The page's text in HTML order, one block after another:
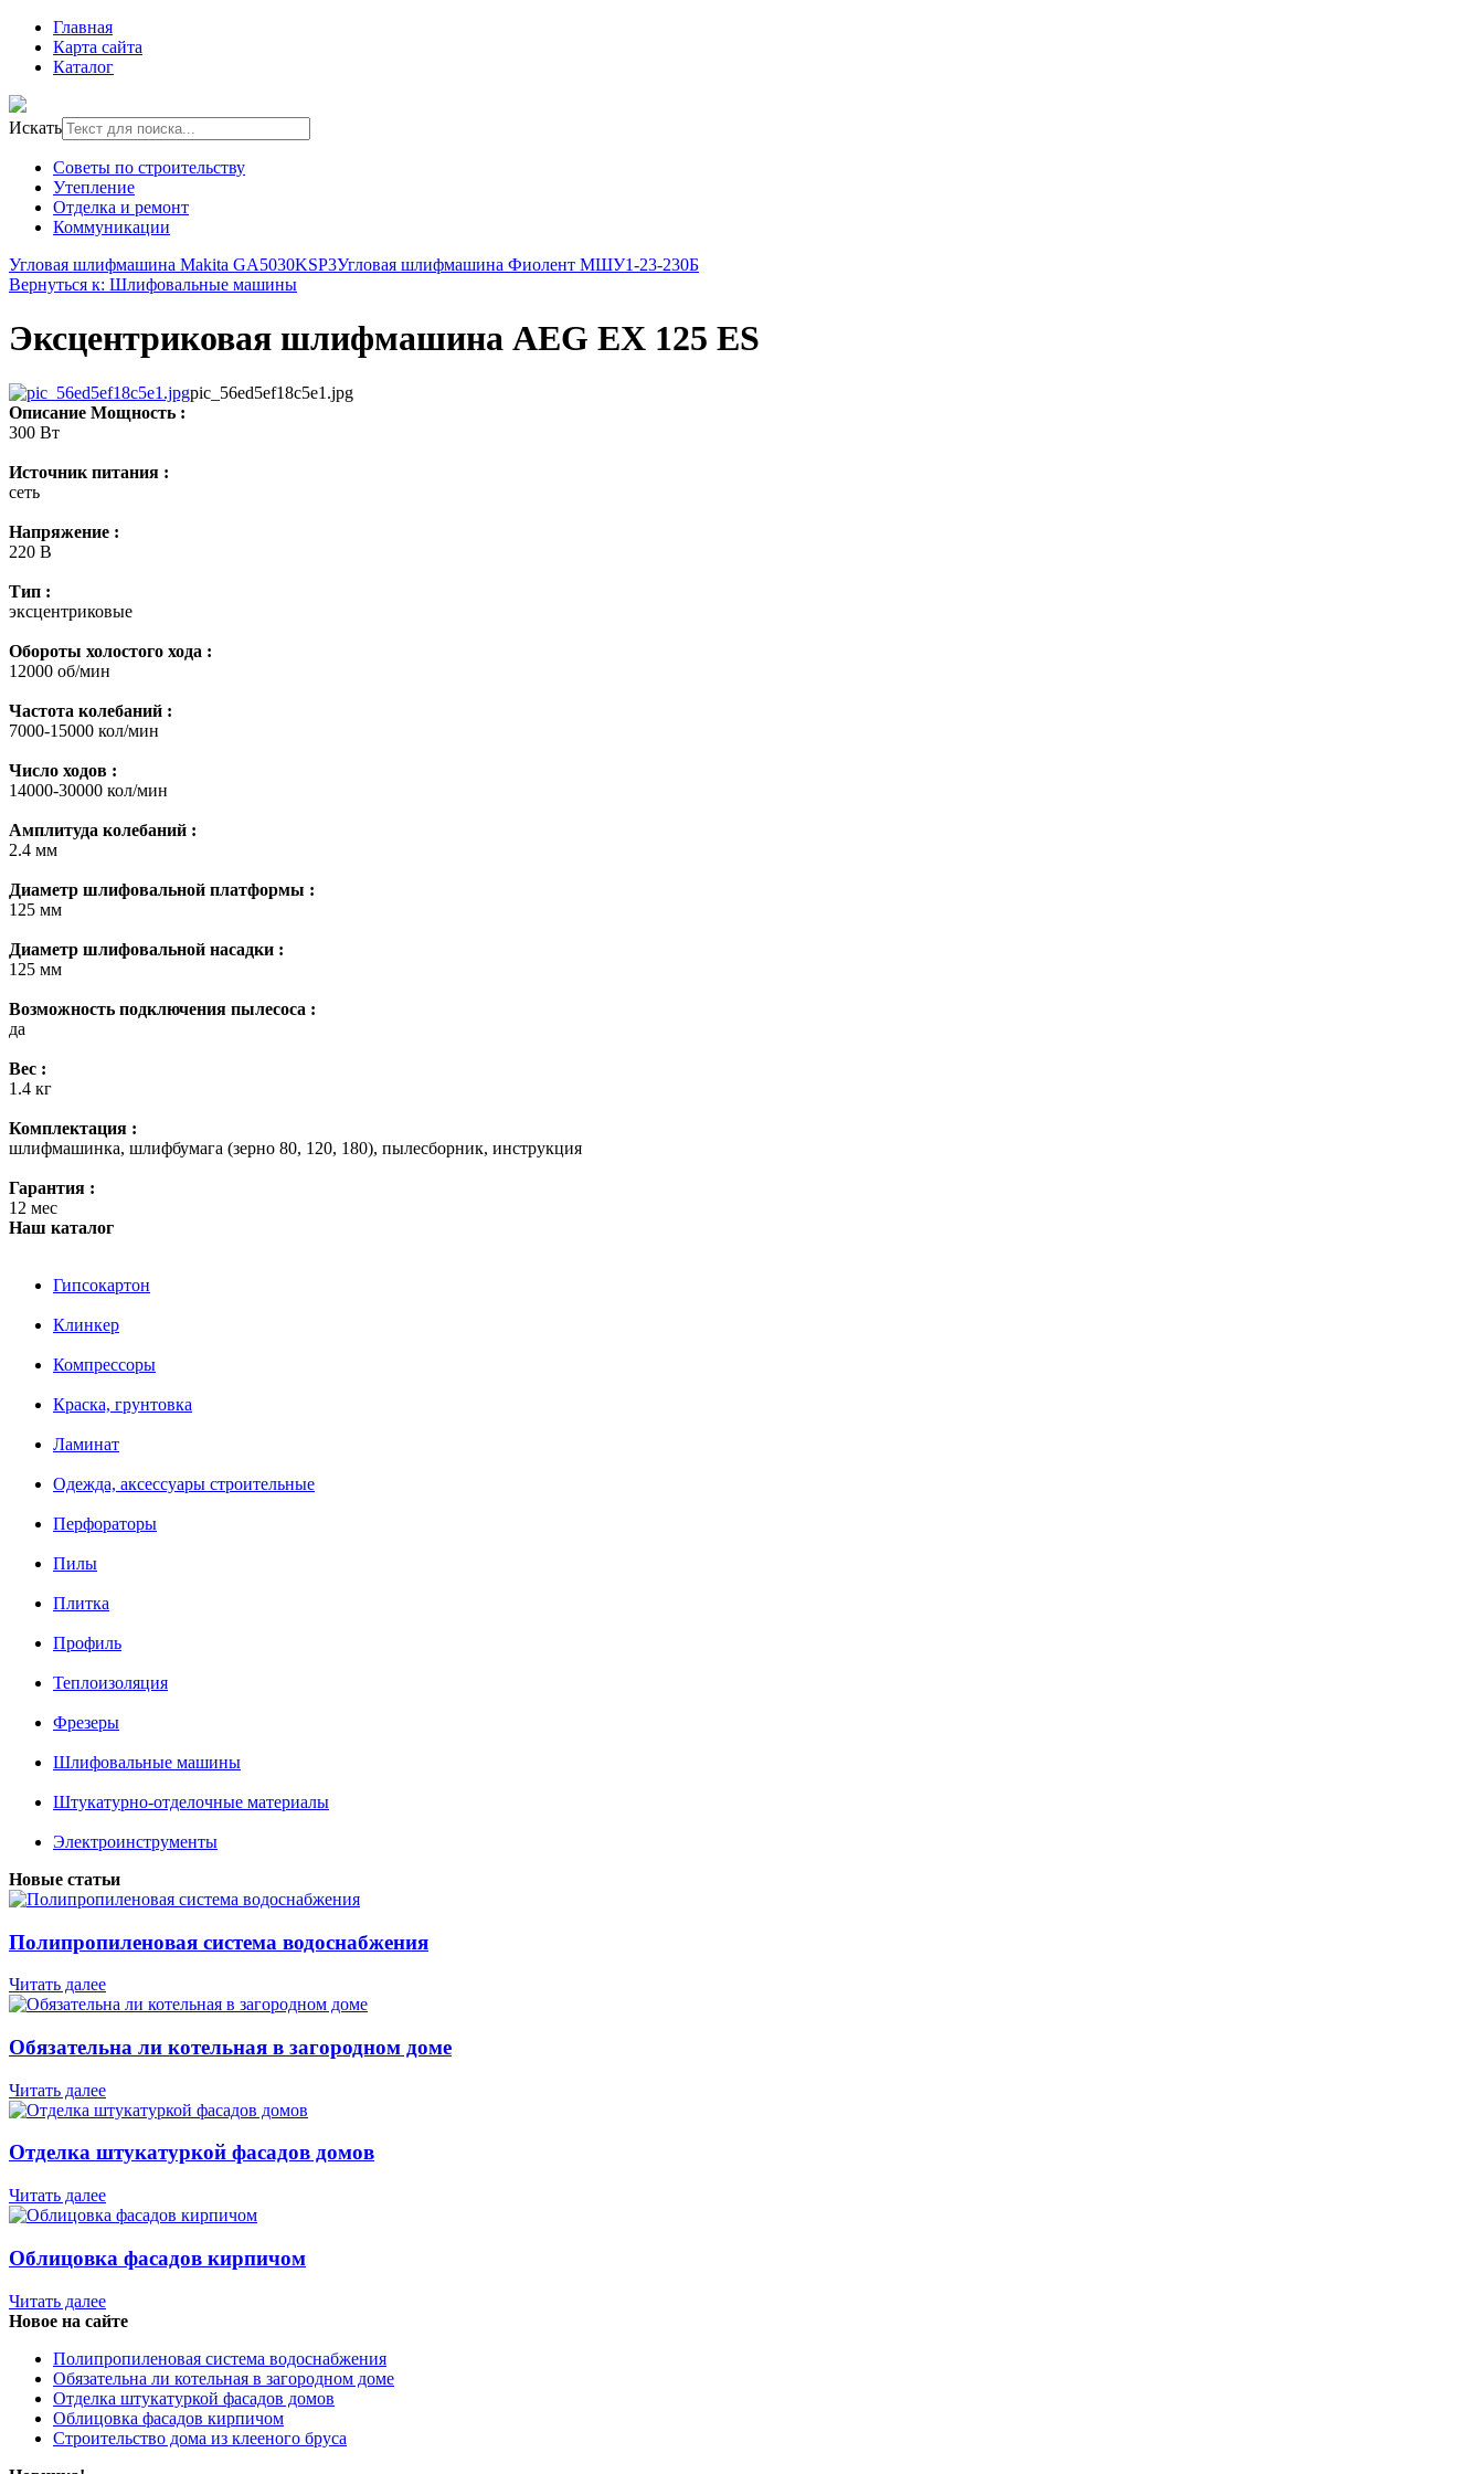
Главная
Карта сайта
Каталог
Искать
Советы по строительству
Утепление
Отделка и ремонт
Коммуникации
Угловая шлифмашина Makita GA5030KSP3Угловая шлифмашина Фиолент МШУ1-23-230Б
Вернуться к: Шлифовальные машины
Эксцентриковая шлифмашина AEG EX 125 ES
pic_56ed5ef18c5e1.jpg
Описание Мощность :
300 Вт
Источник питания :
сеть
Напряжение :
220 В
Тип :
эксцентриковые
Обороты холостого хода :
12000 об/мин
Частота колебаний :
7000-15000 кол/мин
Число ходов :
14000-30000 кол/мин
Амплитуда колебаний :
2.4 мм
Диаметр шлифовальной платформы :
125 мм
Диаметр шлифовальной насадки :
125 мм
Возможность подключения пылесоса :
да
Вес :
1.4 кг
Комплектация :
шлифмашинка, шлифбумага (зерно 80, 120, 180), пылесборник, инструкция
Гарантия :
12 мес
Наш каталог
Гипсокартон
Клинкер
Компрессоры
Краска, грунтовка
Ламинат
Одежда, аксессуары строительные
Перфораторы
Пилы
Плитка
Профиль
Теплоизоляция
Фрезеры
Шлифовальные машины
Штукатурно-отделочные материалы
Электроинструменты
Новые статьи
Полипропиленовая система водоснабжения
Читать далее
Обязательна ли котельная в загородном доме
Читать далее
Отделка штукатуркой фасадов домов
Читать далее
Облицовка фасадов кирпичом
Читать далее
Новое на сайте
Полипропиленовая система водоснабжения
Обязательна ли котельная в загородном доме
Отделка штукатуркой фасадов домов
Облицовка фасадов кирпичом
Строительство дома из клееного бруса